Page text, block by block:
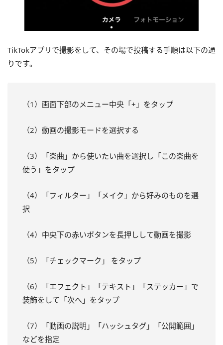
TikTokアプリで撮影をして、その場で投稿する手順は以下の通
りです。
（1）画面下部のメニュー中央「+」をタップ
（2）動画の撮影モードを選択する
（3）「楽曲」から使いたい曲を選択し「この楽曲を
使う」をタップ
（4）「フィルター」「メイク」から好みのものを選
択
（4）中央下の赤いボタンを長押しして動画を撮影
（5）「チェックマーク」 をタップ
（6）「エフェクト」「テキスト」「ステッカー」で
装飾をして「次へ」をタップ
（7）「動画の説明」「ハッシュタグ」「公開範囲」
などを指定